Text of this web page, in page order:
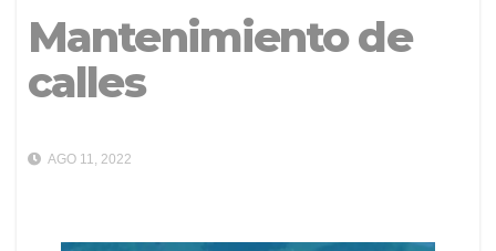
Mantenimiento de
calles
AGO 11, 2022